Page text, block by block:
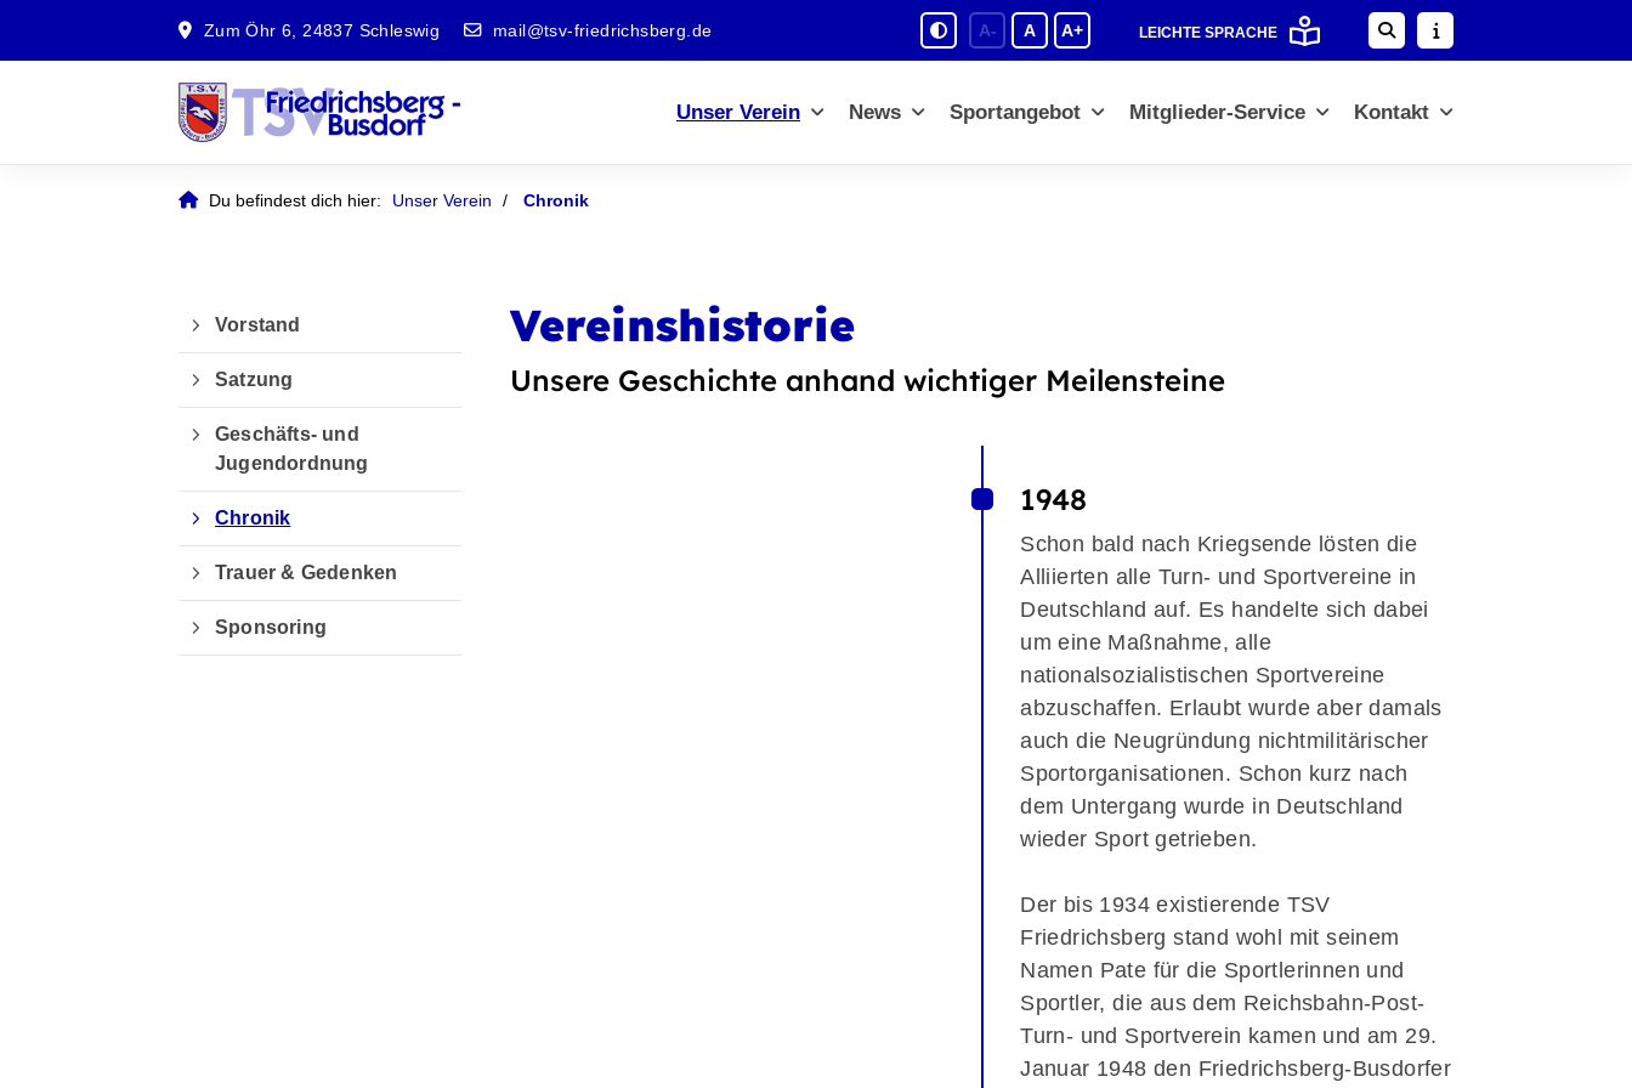
Zum Öhr 6, 24837 Schleswig mail@tsv-friedrichsberg.de A- A A+ LEICHTE SPRACHE
Unser Verein News Sportangebot Mitglieder-Service Kontakt
Du befindest dich hier: Unser Verein Chronik
Vereinshistorie
Unsere Geschichte anhand wichtiger Meilensteine
1948
Schon bald nach Kriegsende lösten die
Alliierten alle Turn- und Sportvereine in
Deutschland auf. Es handelte sich dabei
um eine Maßnahme, alle
nationalsozialistischen Sportvereine
abzuschaffen. Erlaubt wurde aber damals
auch die Neugründung nichtmilitärischer
Sportorganisationen. Schon kurz nach
dem Untergang wurde in Deutschland
wieder Sport getrieben.
Der bis 1934 existierende TSV
Friedrichsberg stand wohl mit seinem
Namen Pate für die Sportlerinnen und
Sportler, die aus dem Reichsbahn-Post-
Turn- und Sportverein kamen und am 29.
Januar 1948 den Friedrichsberg-Busdorfer
Vorstand
Satzung
Geschäfts- und
Jugendordnung
Chronik
Trauer & Gedenken
Sponsoring